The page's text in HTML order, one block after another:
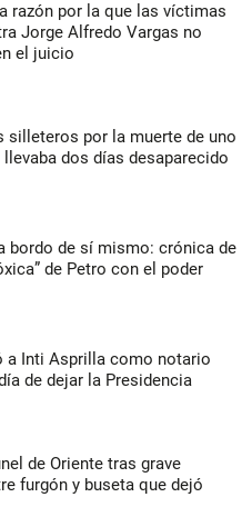
razón por la que las víctimas
Jorge Alfredo Vargas no
el juicio
silleteros por la muerte de uno
dos días desaparecido
bordo de sí mismo: crónica de
de Petro con el poder
a Inti Asprilla como notario
de dejar la Presidencia
de Oriente tras grave
furgón y buseta que dejó